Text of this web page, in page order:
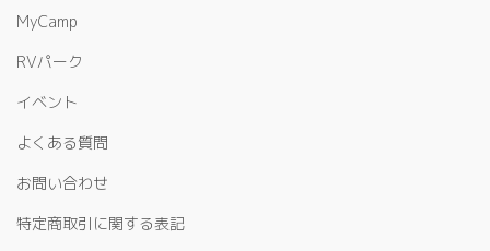
MyCamp
RVパーク
イベント
よくある質問
お問い合わせ
特定商取引に関する表記